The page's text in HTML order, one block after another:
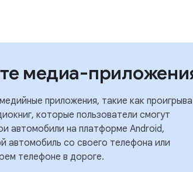
медиа-
приложения, такие как
которые пользователи смогут
автомобили на платформе Android,
автомобиль со своего телефона или
телефоне в дороге.